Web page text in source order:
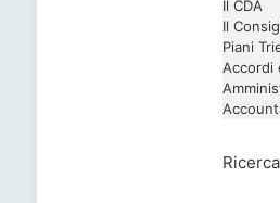
Il CDA
Il
Piani
Accordi
Ricerca